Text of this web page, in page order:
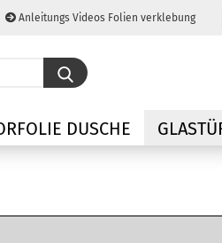
Anleitungs Videos Folien verklebung
E-
Suche...
DUSCHE